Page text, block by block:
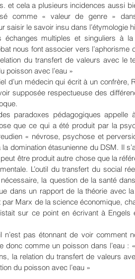
et cela a plusieurs incidences aussi
comme « valeur de genre »
saisir le savoir insu dans l’étymologie
échanges multiples et singuliers à
nous font associer vers l’aphorisme
du transfert de valeurs avec le
poisson avec l’eau »
d’un médecin qui écrit à un confrère,
supposée respectueuse des
paradoxes pédagogiques appelle
que ce qui a été produit par la
« névrose, psychose et
domination étasunienne du DSM. Il
être produit autre chose que la
L’outil du transfert du social
la question de la santé
dans un rapport de la théorie avec
par Marx de la science économique,
sur ce point en écrivant à Engels
n’est pas étonnant de voir comment
donc comme un poisson dans l’eau :
la relation du transfert de valeurs
du poisson avec l’eau »